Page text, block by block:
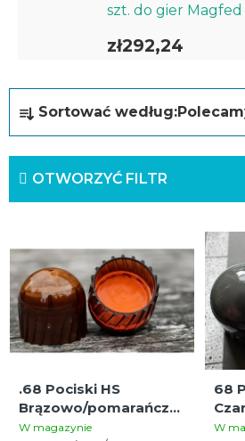
szt. do gier Magfed
zł292,24
r
a
n
i
e
o
Sortować według:
OTWORZYĆ FILTR
i
s
t
a
o
.68 Pociski HS
Brązowo/pomarańczowe
– 200 szt. do gier
W magazynie
68
szt.
W